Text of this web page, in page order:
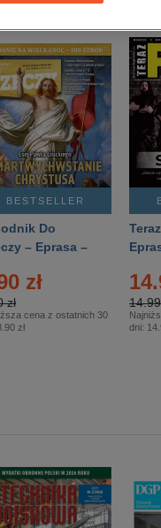
BESTSELLER
Do
– Eprasa –
zł
zł
cena z ostatnich 30
zł
14.99
dni: